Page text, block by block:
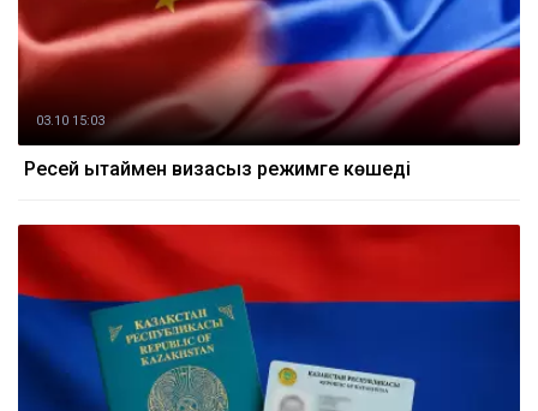
03.10 15:03
Ресей Қытаймен визасыз режимге көшеді